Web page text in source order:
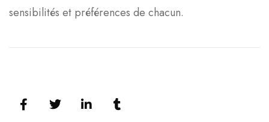
sensibilités et préférences de chacun.